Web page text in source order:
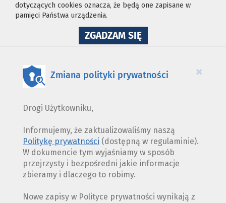
dotyczących cookies oznacza, że będą one zapisane w
pamięci Państwa urządzenia.
ZGADZAM SIĘNA
WYKORZYSTANIE
×
Zmiana polityki prywatności
Drogi Użytkowniku,
Informujemy, że zaktualizowaliśmy naszą
Politykę prywatności (dostępną w regulaminie).
W dokumencie tym wyjaśniamy w sposób
przejrzysty i bezpośredni jakie informacje
zbieramy i dlaczego to robimy.
Nowe zapisy w Polityce prywatności wynikają z